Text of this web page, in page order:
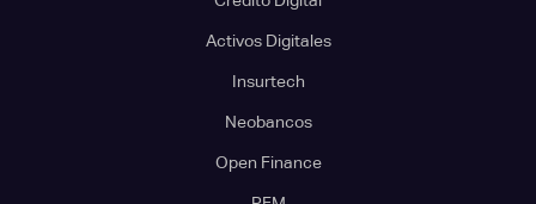
Activos Digitales
Insurtech
Neobancos
Open Finance